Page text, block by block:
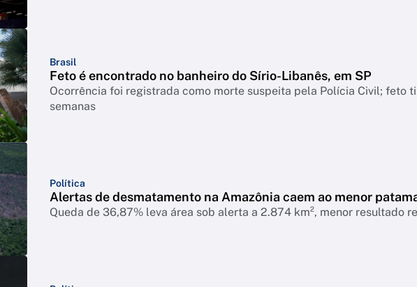
Brasil
Feto é encontrado no banheiro do Sírio-Libanês, em SP
Ocorrência foi registrada como morte suspeita pela Polícia Civil; feto
semanas
Política
Alertas de desmatamento na Amazônia caem ao menor
Queda de 36,87% leva área sob alerta a 2.874 km², menor resultado